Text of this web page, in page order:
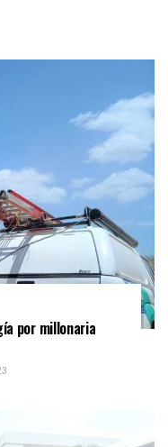
por millonaria